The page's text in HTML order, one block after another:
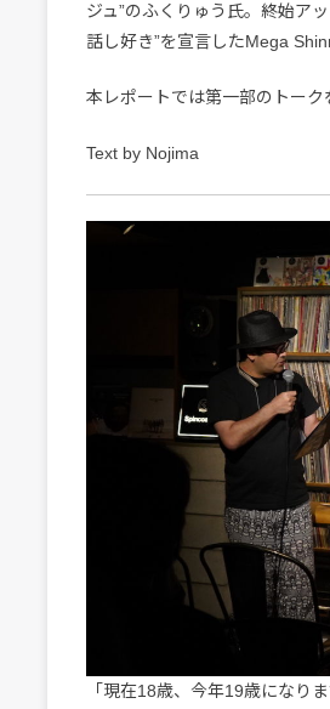
ジュ”のふくりゅう氏。終始ア
話し好き”を宣言したMega
本レポートでは第一部のトーク
Text by Nojima
「現在18歳、今年19歳になり